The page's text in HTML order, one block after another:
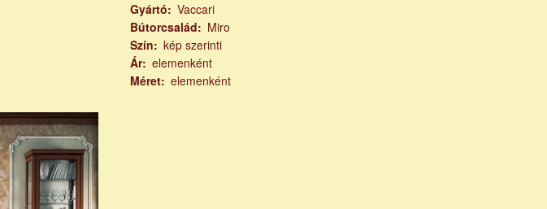
Gyártó
Vaccari
Bútorcsalád
Miro
Szín
kép szerinti
Ár elemenként
Méret
elemenként